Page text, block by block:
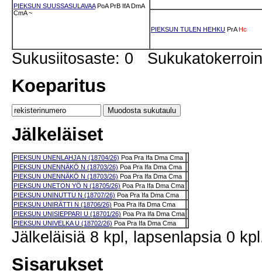
PIEKSUN SUUSSASULAVAA PoA PrB IfA DmA
CmA ~
PIEKSUN TULEN HEHKU PrA Hc
Sukusiitosaste: 0
Koeparitus
Jälkeläiset
PIEKSUN UNENLAHJA N (18704/26) Poa Pra Ifa Dma Cma
PIEKSUN UNENNÄKÖ N (18703/26) Poa Pra Ifa Dma Cma
PIEKSUN UNENNÄKÖ N (18703/26) Poa Pra Ifa Dma Cma
PIEKSUN UNETON YÖ N (18705/26) Poa Pra Ifa Dma Cma
PIEKSUN UNINUTTU N (18707/26) Poa Pra Ifa Dma Cma
PIEKSUN UNIRÄTTI N (18706/26) Poa Pra Ifa Dma Cma
PIEKSUN UNISIEPPARI U (18701/26) Poa Pra Ifa Dma Cma
PIEKSUN UNIVELKA U (18702/26) Poa Pra Ifa Dma Cma
Jälkeläisiä 8 kpl, lapsenlapsia 0
Sisarukset